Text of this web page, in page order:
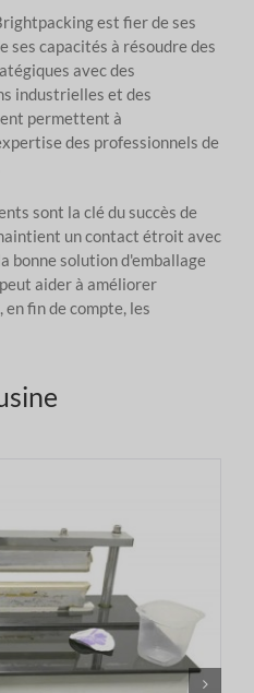
est fier de ses
ses capacités à résoudre des
avec des
industrielles et des
permettent à
des professionnels de
sont la clé du succès de
un contact étroit avec
bonne solution d'emballage
aider à améliorer
en fin de compte, les